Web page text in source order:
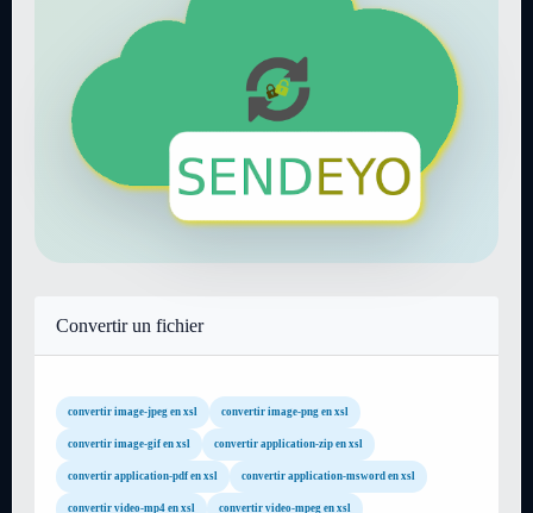
Convertir un fichier
convertir image-jpeg en xsl convertir image-png en xsl
convertir image-gif en xsl convertir application-zip en xsl
convertir application-pdf en xsl convertir application-msword en xsl
convertir video-mp4 en xsl convertir video-mpeg en xsl